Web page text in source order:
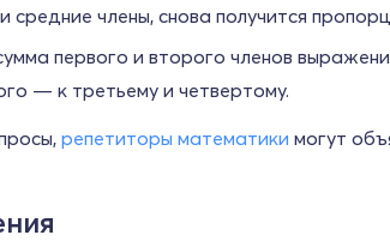
члены, снова получится
первого и второго членов
— к третьему и четвертому.
репетиторы математики могут